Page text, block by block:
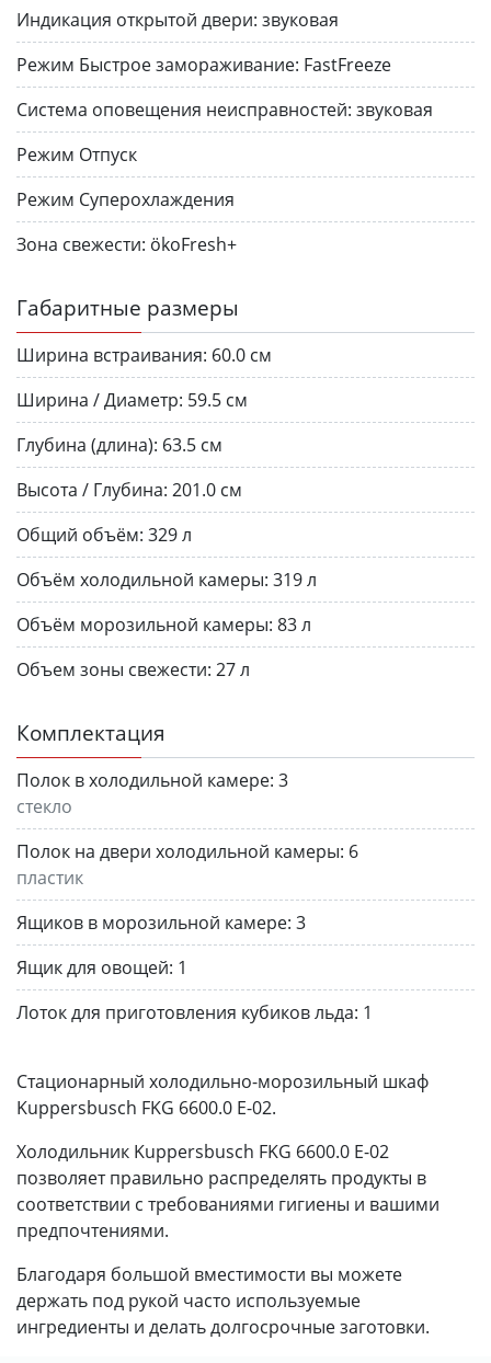
Индикация открытой двери: звуковая
Режим Быстрое замораживание: FastFreeze
Система оповещения неисправностей: звуковая
Режим Отпуск
Режим Суперохлаждения
Зона свежести: ökoFresh+
Габаритные размеры
Ширина встраивания: 60.0 см
Ширина / Диаметр: 59.5 см
Глубина (длина): 63.5 см
Высота / Глубина: 201.0 см
Общий объём: 329 л
Объём холодильной камеры: 319 л
Объём морозильной камеры: 83 л
Объем зоны свежести: 27 л
Комплектация
Полок в холодильной камере: 3
стекло
Полок на двери холодильной камеры: 6
пластик
Ящиков в морозильной камере: 3
Ящик для овощей: 1
Лоток для приготовления кубиков льда: 1
Стационарный холодильно-морозильный шкаф
Kuppersbusch FKG 6600.0 E-02.
Холодильник Kuppersbusch FKG 6600.0 E-02
позволяет правильно распределять продукты в
соответствии с требованиями гигиены и вашими
предпочтениями.
Благодаря большой вместимости вы можете
держать под рукой часто используемые
ингредиенты и делать долгосрочные заготовки.